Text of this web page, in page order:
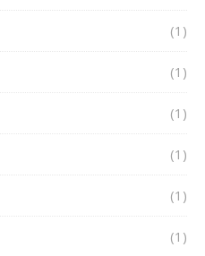
(1)
(1)
(1)
(1)
(1)
(1)